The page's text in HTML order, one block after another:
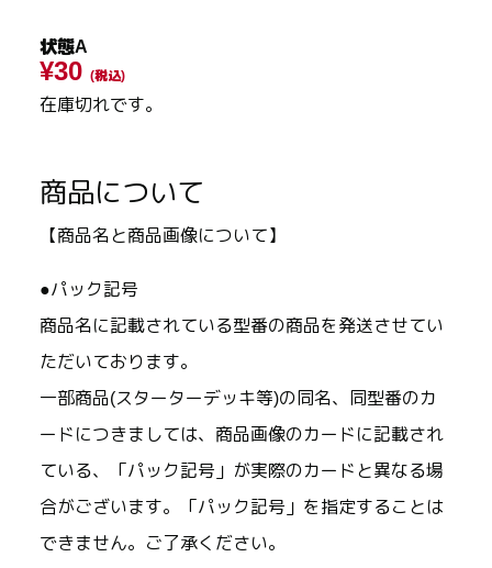
状態A
¥30 (税込)
在庫切れです。
商品について
【商品名と商品画像について】
●パック記号
商品名に記載されている型番の商品を発送させてい
ただいております。
一部商品(スターターデッキ等)の同名、同型番のカ
ードにつきましては、商品画像のカードに記載され
ている、「パック記号」が実際のカードと異なる場
合がございます。「パック記号」を指定することは
できません。ご了承ください。